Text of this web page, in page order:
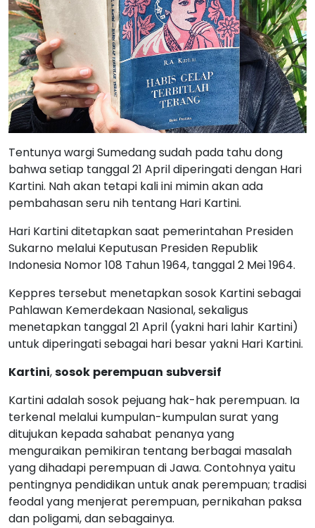
Tentunya wargi Sumedang sudah pada tahu dong
bahwa setiap tanggal 21 April diperingati dengan Hari
Kartini. Nah akan tetapi kali ini mimin akan ada
pembahasan seru nih tentang Hari Kartini.
Hari Kartini ditetapkan saat pemerintahan Presiden
Sukarno melalui Keputusan Presiden Republik
Indonesia Nomor 108 Tahun 1964, tanggal 2 Mei 1964.
Keppres tersebut menetapkan sosok Kartini sebagai
Pahlawan Kemerdekaan Nasional, sekaligus
menetapkan tanggal 21 April (yakni hari lahir Kartini)
untuk diperingati sebagai hari besar yakni Hari Kartini.
Kartini,sosok perempuan subversif
Kartini adalah sosok pejuang hak-hak perempuan. Ia
terkenal melalui kumpulan-kumpulan surat yang
ditujukan kepada sahabat penanya yang
menguraikan pemikiran tentang berbagai masalah
yang dihadapi perempuan di Jawa. Contohnya yaitu
pentingnya pendidikan untuk anak perempuan; tradisi
feodal yang menjerat perempuan, pernikahan paksa
dan poligami, dan sebagainya.